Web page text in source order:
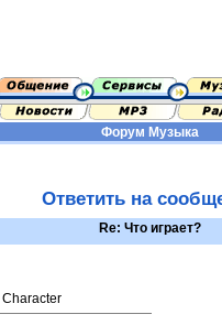
Форум Музыка
Ответить на
Re: Что играет?